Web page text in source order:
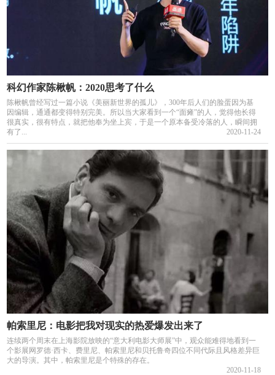
科幻作家陈楸帆：2020思考了什么
陈楸帆曾经写过一篇小说《美丽新世界的孤儿》，300年后人们的脸蛋因为基
因编辑，通通都变得特别完美。所以当大家看到一个“面瘫”的人，觉得他长得
很真实，很有特点，就把他奉为坐上宾，于是一个原本备受冷落的人，瞬间拥
有了...
2020-11-24
帕索里尼：电影把我对现实的热爱爆发出来了
连续两个周末在上海影院放映的“意大利电影大师展”中，观众能难得地看到一
个影展网罗德·西卡、费里尼、帕索里尼和贝托鲁奇四位不同代际且风格差异巨
大的导演。其中，帕索里尼是个特殊的存在。
2020-11-18